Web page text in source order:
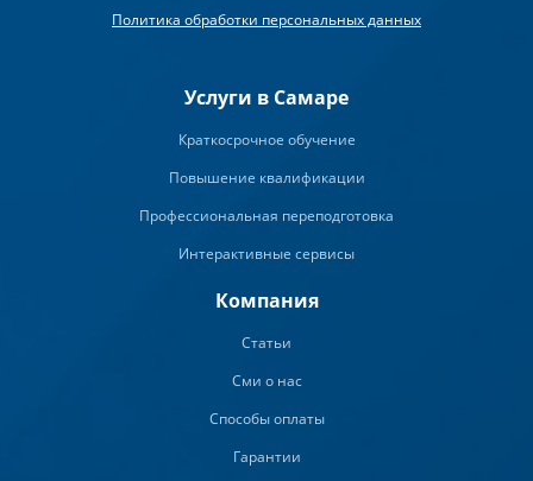
Политика обработки персональных данных
Услуги в Самаре
Краткосрочное обучение
Повышение квалификации
Профессиональная переподготовка
Интерактивные сервисы
Компания
Статьи
Сми о нас
Способы оплаты
Гарантии